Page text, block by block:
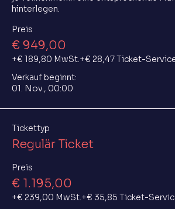
hinterlegen.
Preis
€ 949,00
+€ 189,80 MwSt.+€ 28,47 Ticket-
Verkauf beginnt:
01. Nov., 00:00
Tickettyp
Regulär Ticket
Preis
€ 1.195,00
+€ 239,00 MwSt.+€ 35,85 Ticket-